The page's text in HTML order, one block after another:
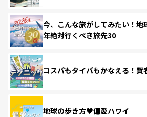
今、こんな旅がしてみたい！
年絶対行くべき旅先30
コスパもタイパもかなえる！賢
地球の歩き方♥偏愛ハワイ